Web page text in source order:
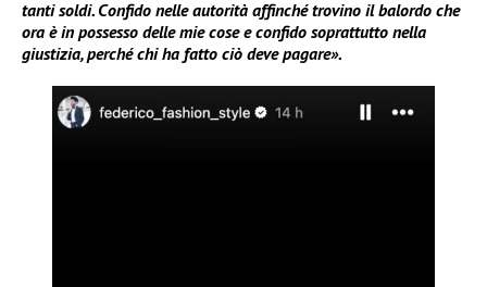
tanti soldi. Confido nelle autorità affinché trovino il balordo che
ora è in possesso delle mie cose e confido soprattutto nella
giustizia, perché chi ha fatto ciò deve pagare».